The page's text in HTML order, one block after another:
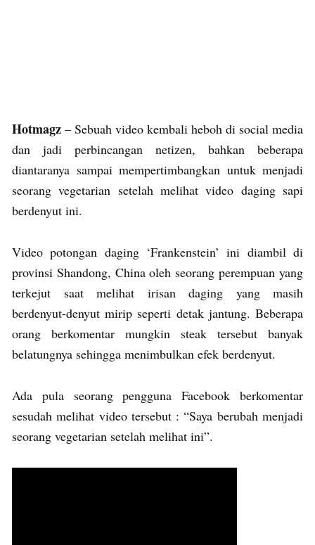
Hotmagz – Sebuah video kembali heboh di social media
dan jadi perbincangan netizen, bahkan beberapa
diantaranya sampai mempertimbangkan untuk menjadi
seorang vegetarian setelah melihat video daging sapi
berdenyut ini.
Video potongan daging ‘Frankenstein’ ini diambil di
provinsi Shandong, China oleh seorang perempuan yang
terkejut saat melihat irisan daging yang masih
berdenyut-denyut mirip seperti detak jantung. Beberapa
orang berkomentar mungkin steak tersebut banyak
belatungnya sehingga menimbulkan efek berdenyut.
Ada pula seorang pengguna Facebook berkomentar
sesudah melihat video tersebut : “Saya berubah menjadi
seorang vegetarian setelah melihat ini”.